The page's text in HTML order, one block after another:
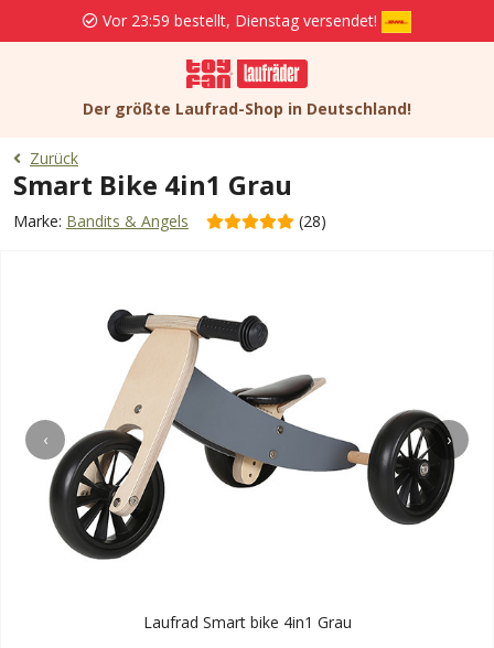
Vor 23:59 bestellt, Dienstag versendet!
Der größte Laufrad-Shop in Deutschland!
Zurück
Smart Bike 4in1 Grau
Marke: Bandits & Angels (28)
‹ ›
Laufrad Smart bike 4in1 Grau